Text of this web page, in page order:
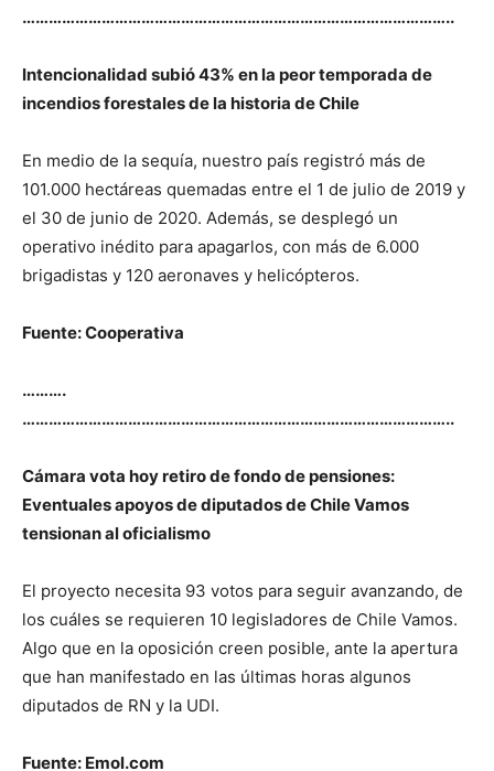
……………………………………………………………………………………..
Intencionalidad subió 43% en la peor temporada de
incendios forestales de la historia de Chile
En medio de la sequía, nuestro país registró más de
101.000 hectáreas quemadas entre el 1 de julio de 2019 y
el 30 de junio de 2020. Además, se desplegó un
operativo inédito para apagarlos, con más de 6.000
brigadistas y 120 aeronaves y helicópteros.
Fuente: Cooperativa
……….
……………………………………………………………………………………..
Cámara vota hoy retiro de fondo de pensiones:
Eventuales apoyos de diputados de Chile Vamos
tensionan al oficialismo
El proyecto necesita 93 votos para seguir avanzando, de
los cuáles se requieren 10 legisladores de Chile Vamos.
Algo que en la oposición creen posible, ante la apertura
que han manifestado en las últimas horas algunos
diputados de RN y la UDI.
Fuente: Emol.com